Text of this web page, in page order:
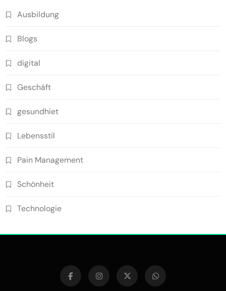
Ausbildung
Blogs
digital
Geschäft
gesundhiet
Lebensstil
Pain Management
Schönheit
Technologie